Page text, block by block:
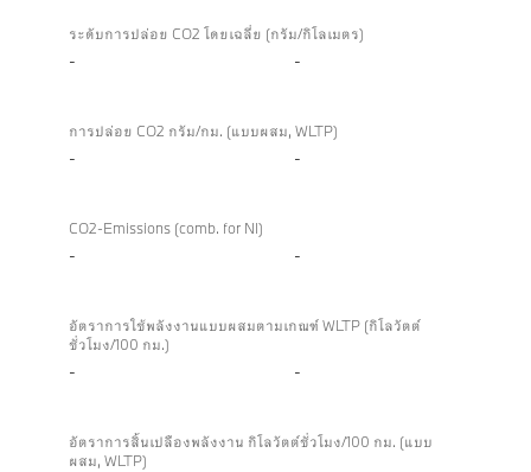
ระดับการปล่อย CO2 โดยเฉลี่ย (กรัม/กิโลเมตร)
- -
การปล่อย CO2 กรัม/กม. (แบบผสม, WLTP)
- -
CO2-Emissions (comb. for NI)
- -
อัตราการใช้พลังงานแบบผสมตามเกณฑ์ WLTP (กิโลวัตต์
ชั่วโมง/100 กม.)
- -
อัตราการสิ้นเปลืองพลังงาน กิโลวัตต์ชั่วโมง/100 กม. (แบบ
ผสม, WLTP)